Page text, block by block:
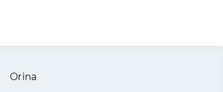
Orina